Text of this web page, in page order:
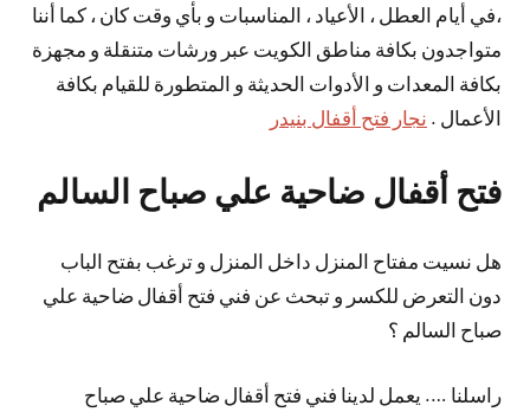
،في أيام العطل ، الأعياد ، المناسبات و بأي وقت كان ، كما أننا
متواجدون بكافة مناطق الكويت عبر ورشات متنقلة و مجهزة
بكافة المعدات و الأدوات الحديثة و المتطورة للقيام بكافة
الأعمال . نجار فتح أقفال بنيدر
فتح أقفال ضاحية علي صباح السالم
هل نسيت مفتاح المنزل داخل المنزل و ترغب بفتح الباب
دون التعرض للكسر و تبحث عن فني فتح أقفال ضاحية علي
صباح السالم ؟
راسلنا …. يعمل لدينا فني فتح أقفال ضاحية علي صباح